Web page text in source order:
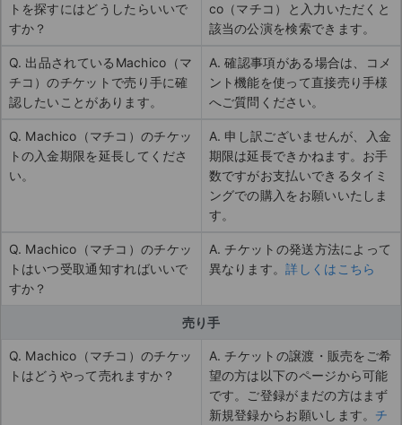
トを探すにはどうしたらいいで
すか？
co（マチコ）と入力いただくと
該当の公演を検索できます。
Q. 出品されているMachico（マ
チコ）のチケットで売り手に確
認したいことがあります。
A. 確認事項がある場合は、コメ
ント機能を使って直接売り手様
へご質問ください。
Q. Machico（マチコ）のチケッ
トの入金期限を延長してくださ
い。
A. 申し訳ございませんが、入金
期限は延長できかねます。お手
数ですがお支払いできるタイミ
ングでの購入をお願いいたしま
す。
Q. Machico（マチコ）のチケッ
トはいつ受取通知すればいいで
すか？
A. チケットの発送方法によって
異なります。詳しくはこちら
売り手
Q. Machico（マチコ）のチケッ
トはどうやって売れますか？
A. チケットの譲渡・販売をご希
望の方は以下のページから可能
です。ご登録がまだの方はまず
新規登録からお願いします。 チ